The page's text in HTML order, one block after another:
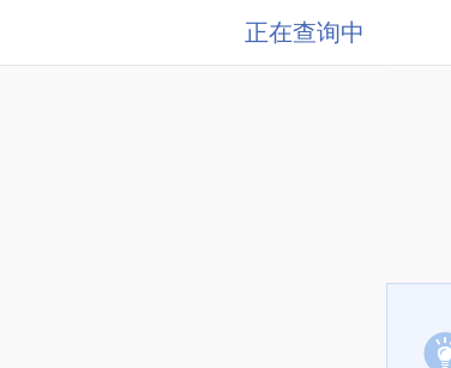
正在查询中